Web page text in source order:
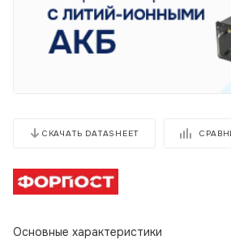
СКАЧАТЬ DATASHEET
Основные характеристики